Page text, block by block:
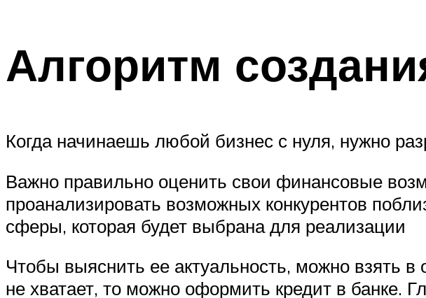
Алгоритм
Когда начинаешь любой бизнес с нуля, нужно
Важно правильно оценить свои финансовые
проанализировать возможных конкурентов
сферы, которая будет выбрана для реализации
Чтобы выяснить ее актуальность, можно взять
не хватает, то можно оформить кредит в банке.